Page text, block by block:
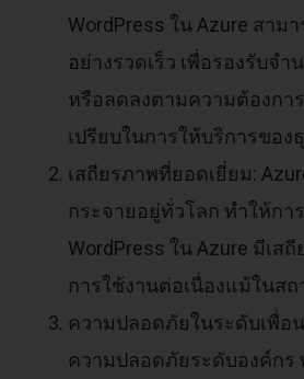
WordPress ใน Azure สาม
อย่างรวดเร็ว เพื่อรองรับจ
หรือลดลงตามความต้องกา
เปรียบในการให้บริการของ
เสถียรภาพที่ยอดเยี่ยม:
กระจายอยู่ทั่วโลก ทำให้กา
WordPress ใน Azure มีเส
การใช้งานต่อเนื่องแม้ในส
ความปลอดภัยในระดับเพื่อ
ความปลอดภัยระดับองค์กร